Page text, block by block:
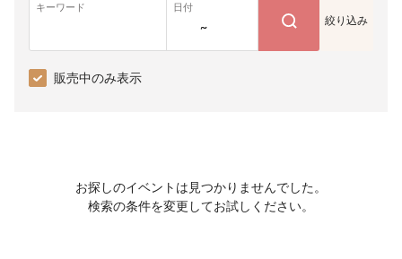
キーワード 日付
~ 絞り込み
販売中のみ表示
お探しのイベントは見つかりませんでした。
検索の条件を変更してお試しください。